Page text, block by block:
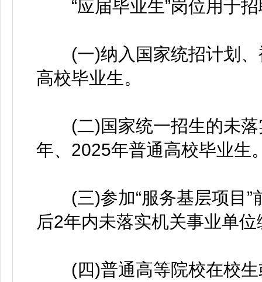
“应届毕业生”岗位用于招
(一)纳入国家统招计划、
高校毕业生。
(二)国家统一招生的未落
年、2025年普通高校毕业生
(三)参加“服务基层项目”
后2年内未落实机关事业单
(四)普通高等院校在校生